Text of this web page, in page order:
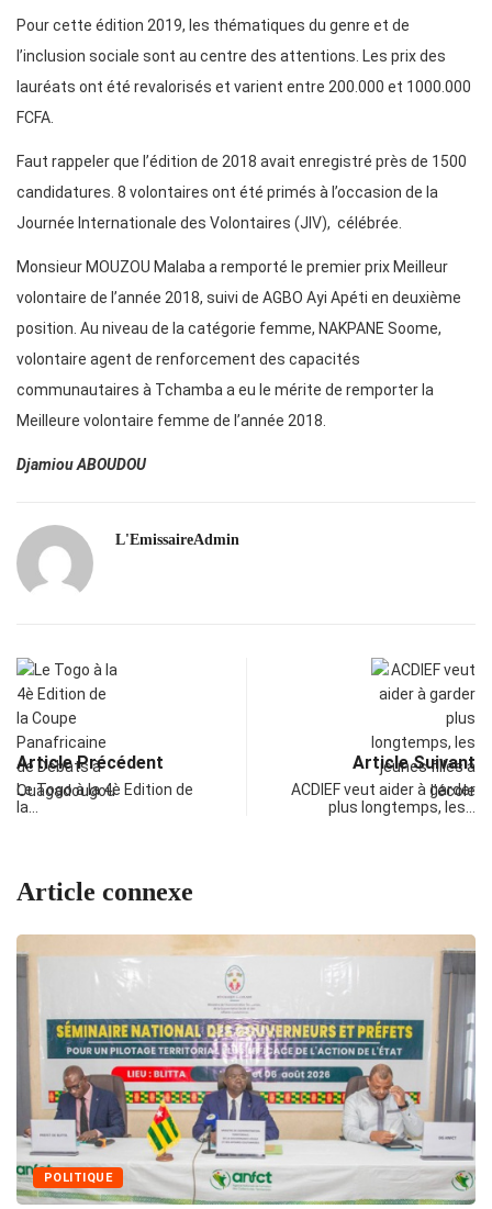
Pour cette édition 2019, les thématiques du genre et de
l’inclusion sociale sont au centre des attentions. Les prix des
lauréats ont été revalorisés et varient entre 200.000 et 1000.000
FCFA.
Faut rappeler que l’édition de 2018 avait enregistré près de 1500
candidatures. 8 volontaires ont été primés à l’occasion de la
Journée Internationale des Volontaires (JIV), célébrée.
Monsieur MOUZOU Malaba a remporté le premier prix Meilleur
volontaire de l’année 2018, suivi de AGBO Ayi Apéti en deuxième
position. Au niveau de la catégorie femme, NAKPANE Soome,
volontaire agent de renforcement des capacités
communautaires à Tchamba a eu le mérite de remporter la
Meilleure volontaire femme de l’année 2018.
Djamiou ABOUDOU
L'EmissaireAdmin
Article Précédent
Le Togo à la 4è Edition de
la…
Article Suivant
ACDIEF veut aider à garder
plus longtemps, les…
Article connexe
POLITIQUE